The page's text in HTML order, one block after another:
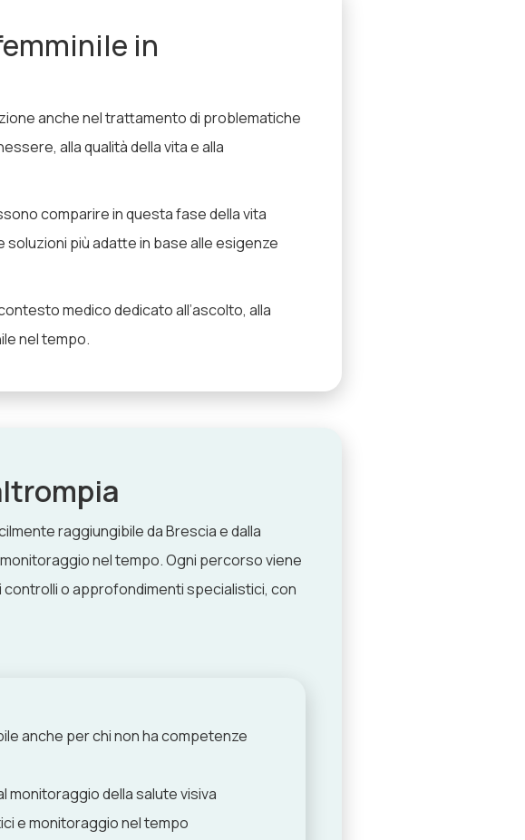
in
anche nel trattamento di problematiche
alla qualità della vita e alla
comparire in questa fase della vita
più adatte in base alle esigenze
medico dedicato all’ascolto, alla
nel tempo.
raggiungibile da Brescia e dalla
nel tempo. Ogni percorso viene
o approfondimenti specialistici, con
anche per chi non ha competenze
monitoraggio della salute visiva
e monitoraggio nel tempo